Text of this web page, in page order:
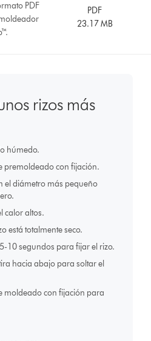
PDF
PDF
23.17 MB
rizos más
húmedo.
premoldeado con fijación.
el diámetro más pequeño
calor altos.
está totalmente seco.
10 segundos para fijar el rizo.
hacia abajo para soltar el
moldeado con fijación para